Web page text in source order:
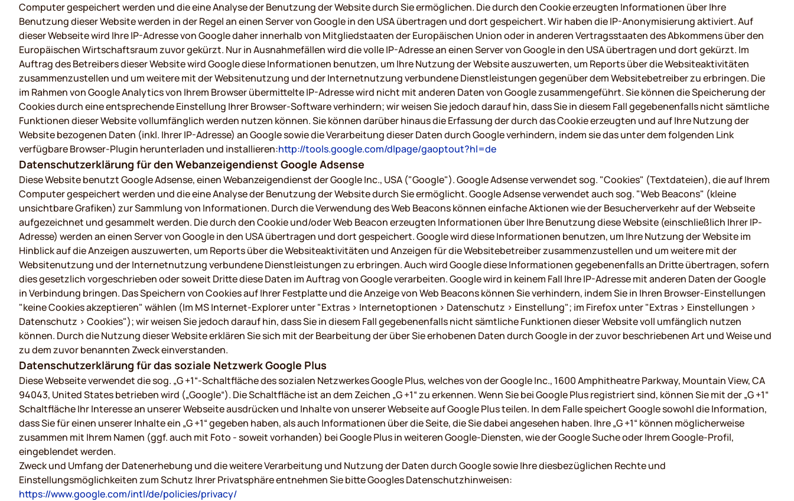
Computer gespeichert werden und die eine Analyse der Benutzung der Website durch Sie ermöglichen. Die durch den Cookie erzeugten Informationen über Ihre
Benutzung dieser Website werden in der Regel an einen Server von Google in den USA übertragen und dort gespeichert. Wir haben die IP-Anonymisierung aktiviert. Auf
dieser Webseite wird Ihre IP-Adresse von Google daher innerhalb von Mitgliedstaaten der Europäischen Union oder in anderen Vertragsstaaten des Abkommens über den
Europäischen Wirtschaftsraum zuvor gekürzt. Nur in Ausnahmefällen wird die volle IP-Adresse an einen Server von Google in den USA übertragen und dort gekürzt. Im
Auftrag des Betreibers dieser Website wird Google diese Informationen benutzen, um Ihre Nutzung der Website auszuwerten, um Reports über die Websiteaktivitäten
zusammenzustellen und um weitere mit der Websitenutzung und der Internetnutzung verbundene Dienstleistungen gegenüber dem Websitebetreiber zu erbringen. Die
im Rahmen von Google Analytics von Ihrem Browser übermittelte IP-Adresse wird nicht mit anderen Daten von Google zusammengeführt. Sie können die Speicherung der
Cookies durch eine entsprechende Einstellung Ihrer Browser-Software verhindern; wir weisen Sie jedoch darauf hin, dass Sie in diesem Fall gegebenenfalls nicht sämtliche
Funktionen dieser Website vollumfänglich werden nutzen können. Sie können darüber hinaus die Erfassung der durch das Cookie erzeugten und auf Ihre Nutzung der
Website bezogenen Daten (inkl. Ihrer IP-Adresse) an Google sowie die Verarbeitung dieser Daten durch Google verhindern, indem sie das unter dem folgenden Link
verfügbare Browser-Plugin herunterladen und installieren:http://tools.google.com/dlpage/gaoptout?hl=de
Datenschutzerklärung für den Webanzeigendienst Google Adsense
Diese Website benutzt Google Adsense, einen Webanzeigendienst der Google Inc., USA ("Google"). Google Adsense verwendet sog. "Cookies" (Textdateien), die auf Ihrem
Computer gespeichert werden und die eine Analyse der Benutzung der Website durch Sie ermöglicht. Google Adsense verwendet auch sog. "Web Beacons" (kleine
unsichtbare Grafiken) zur Sammlung von Informationen. Durch die Verwendung des Web Beacons können einfache Aktionen wie der Besucherverkehr auf der Webseite
aufgezeichnet und gesammelt werden. Die durch den Cookie und/oder Web Beacon erzeugten Informationen über Ihre Benutzung diese Website (einschließlich Ihrer IP-
Adresse) werden an einen Server von Google in den USA übertragen und dort gespeichert. Google wird diese Informationen benutzen, um Ihre Nutzung der Website im
Hinblick auf die Anzeigen auszuwerten, um Reports über die Websiteaktivitäten und Anzeigen für die Websitebetreiber zusammenzustellen und um weitere mit der
Websitenutzung und der Internetnutzung verbundene Dienstleistungen zu erbringen. Auch wird Google diese Informationen gegebenenfalls an Dritte übertragen, sofern
dies gesetzlich vorgeschrieben oder soweit Dritte diese Daten im Auftrag von Google verarbeiten. Google wird in keinem Fall Ihre IP-Adresse mit anderen Daten der Google
in Verbindung bringen. Das Speichern von Cookies auf Ihrer Festplatte und die Anzeige von Web Beacons können Sie verhindern, indem Sie in Ihren Browser-Einstellungen
"keine Cookies akzeptieren" wählen (Im MS Internet-Explorer unter "Extras > Internetoptionen > Datenschutz > Einstellung"; im Firefox unter "Extras > Einstellungen >
Datenschutz > Cookies"); wir weisen Sie jedoch darauf hin, dass Sie in diesem Fall gegebenenfalls nicht sämtliche Funktionen dieser Website voll umfänglich nutzen
können. Durch die Nutzung dieser Website erklären Sie sich mit der Bearbeitung der über Sie erhobenen Daten durch Google in der zuvor beschriebenen Art und Weise und
zu dem zuvor benannten Zweck einverstanden.
Datenschutzerklärung für das soziale Netzwerk Google Plus
Diese Webseite verwendet die sog. „G +1“-Schaltfläche des sozialen Netzwerkes Google Plus, welches von der Google Inc., 1600 Amphitheatre Parkway, Mountain View, CA
94043, United States betrieben wird („Google“). Die Schaltfläche ist an dem Zeichen „G +1“ zu erkennen. Wenn Sie bei Google Plus registriert sind, können Sie mit der „G +1“
Schaltfläche Ihr Interesse an unserer Webseite ausdrücken und Inhalte von unserer Webseite auf Google Plus teilen. In dem Falle speichert Google sowohl die Information,
dass Sie für einen unserer Inhalte ein „G +1“ gegeben haben, als auch Informationen über die Seite, die Sie dabei angesehen haben. Ihre „G +1“ können möglicherweise
zusammen mit Ihrem Namen (ggf. auch mit Foto - soweit vorhanden) bei Google Plus in weiteren Google-Diensten, wie der Google Suche oder Ihrem Google-Profil,
eingeblendet werden.
Zweck und Umfang der Datenerhebung und die weitere Verarbeitung und Nutzung der Daten durch Google sowie Ihre diesbezüglichen Rechte und
Einstellungsmöglichkeiten zum Schutz Ihrer Privatsphäre entnehmen Sie bitte Googles Datenschutzhinweisen:
https://www.google.com/intl/de/policies/privacy/